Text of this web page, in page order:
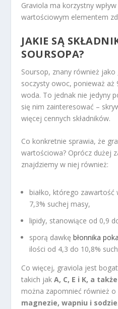
Graviola ma korzystny
wartościowym elementem
JAKIE SĄ
SOURSOPA?
Soursop, znany również
soczysty owoc, ponieważ aż
woda. To jednak nie jedyny
się nim zainteresować –
więcej cennych składników.
Co konkretnie sprawia, że
wartościowa? Oprócz dużej
znajdziemy w niej również:
białko, którego zawartość
7,3% suchej masy,
lipidy, stanowiące od 0,9
sporą dawkębłonnika
ilości od 4,3 do 10,8%
Co więcej, graviola jest
takich jakA, C, E i K, a
można zapomnieć również
magnezie, wapniu i sodzie